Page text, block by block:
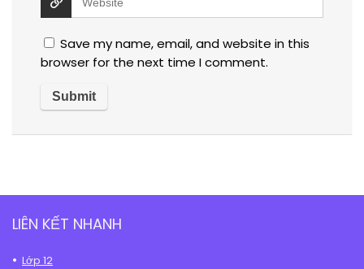
Save my name, email, and website in this
browser for the next time I comment.
LIÊN KẾT NHANH
Lớp 12